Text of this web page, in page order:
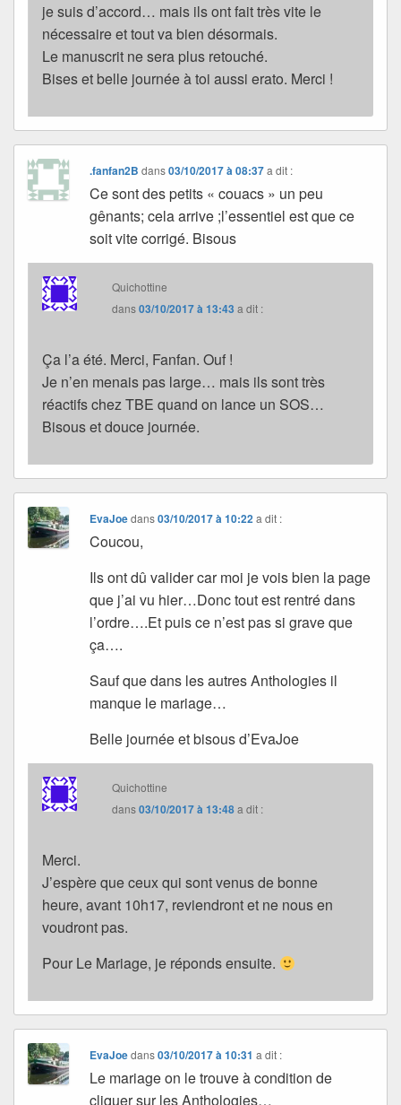
je suis d’accord… mais ils ont fait très vite le
nécessaire et tout va bien désormais.
Le manuscrit ne sera plus retouché.
Bises et belle journée à toi aussi erato. Merci !
.fanfan2B dans03/10/2017 à 08:37 a dit :
Ce sont des petits « couacs » un peu
gênants; cela arrive ;l’essentiel est que ce
soit vite corrigé. Bisous
Quichottine
dans03/10/2017 à 13:43 a dit :
Ça l’a été. Merci, Fanfan. Ouf !
Je n’en menais pas large… mais ils sont très
réactifs chez TBE quand on lance un SOS…
Bisous et douce journée.
EvaJoedans03/10/2017 à 10:22 a dit :
Coucou,
Ils ont dû valider car moi je vois bien la page
que j’ai vu hier…Donc tout est rentré dans
l’ordre….Et puis ce n’est pas si grave que
ça….
Sauf que dans les autres Anthologies il
manque le mariage…
Belle journée et bisous d’EvaJoe
Quichottine
dans03/10/2017 à 13:48a dit :
Merci.
J’espère que ceux qui sont venus de bonne
heure, avant 10h17, reviendront et ne nous en
voudront pas.
Pour Le Mariage, je réponds ensuite.
EvaJoedans03/10/2017 à 10:31 a dit :
Le mariage on le trouve à condition de
cliquer sur les Anthologies…